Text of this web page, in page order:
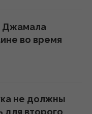
подделкой
Джамала
во время
не должны
для второго